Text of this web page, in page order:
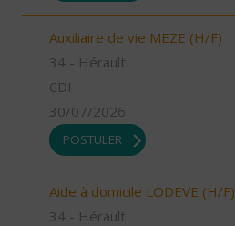
Auxiliaire de vie MEZE (H/F)
34 - Hérault
CDI
30/07/2026
POSTULER
Aide à domicile LODEVE (H/F)
34 - Hérault